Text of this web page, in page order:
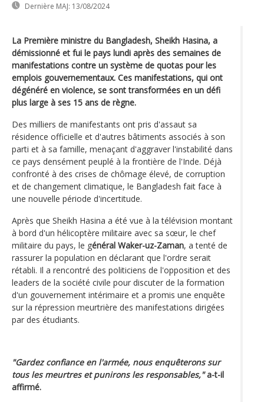
Dernière MAJ: 13/08/2024
La Première ministre du Bangladesh, Sheikh Hasina, a
démissionné et fui le pays lundi après des semaines de
manifestations contre un système de quotas pour les
emplois gouvernementaux. Ces manifestations, qui ont
dégénéré en violence, se sont transformées en un défi
plus large à ses 15 ans de règne.
Des milliers de manifestants ont pris d'assaut sa
résidence officielle et d'autres bâtiments associés à son
parti et à sa famille, menaçant d'aggraver l'instabilité dans
ce pays densément peuplé à la frontière de l'Inde. Déjà
confronté à des crises de chômage élevé, de corruption
et de changement climatique, le Bangladesh fait face à
une nouvelle période d'incertitude.
Après que Sheikh Hasina a été vue à la télévision montant
à bord d'un hélicoptère militaire avec sa sœur, le chef
militaire du pays, le général Waker-uz-Zaman, a tenté de
rassurer la population en déclarant que l'ordre serait
rétabli. Il a rencontré des politiciens de l'opposition et des
leaders de la société civile pour discuter de la formation
d'un gouvernement intérimaire et a promis une enquête
sur la répression meurtrière des manifestations dirigées
par des étudiants.
"Gardez confiance en l'armée, nous enquêterons sur
tous les meurtres et punirons les responsables,"a-t-il
affirmé.